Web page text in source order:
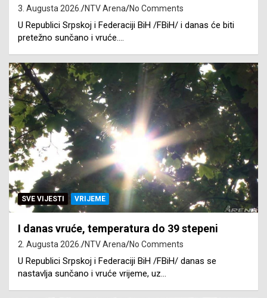
3. Augusta 2026. NTV Arena No Comments
U Republici Srpskoj i Federaciji BiH /FBiH/ i danas će biti
pretežno sunčano i vruće.…
SVE VIJESTI VRIJEME
I danas vruće, temperatura do 39 stepeni
2. Augusta 2026. NTV Arena No Comments
U Republici Srpskoj i Federaciji BiH /FBiH/ danas se
nastavlja sunčano i vruće vrijeme, uz…